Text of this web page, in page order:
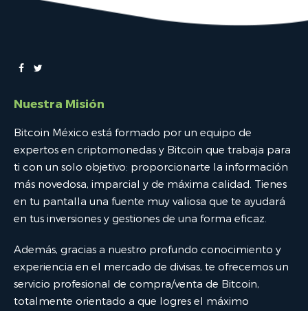
Nuestra Misión
Bitcoin México está formado por un equipo de
expertos en criptomonedas y Bitcoin que trabaja para
ti con un solo objetivo: proporcionarte la información
más novedosa, imparcial y de máxima calidad. Tienes
en tu pantalla una fuente muy valiosa que te ayudará
en tus inversiones y gestiones de una forma eficaz.
Además, gracias a nuestro profundo conocimiento y
experiencia en el mercado de divisas, te ofrecemos un
servicio profesional de compra/venta de Bitcoin,
totalmente orientado a que logres el máximo